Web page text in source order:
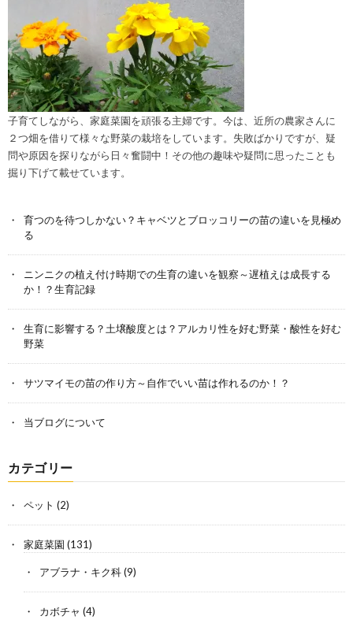
子育てしながら、家庭菜園を頑張る主婦です。今は、近所の農家さんに
２つ畑を借りて様々な野菜の栽培をしています。失敗ばかりですが、疑
問や原因を探りながら日々奮闘中！その他の趣味や疑問に思ったことも
掘り下げて載せています。
育つのを待つしかない？キャベツとブロッコリーの苗の違いを見極め
る
ニンニクの植え付け時期での生育の違いを観察～遅植えは成長する
か！？生育記録
生育に影響する？土壌酸度とは？アルカリ性を好む野菜・酸性を好む
野菜
サツマイモの苗の作り方～自作でいい苗は作れるのか！？
当ブログについて
カテゴリー
ペット (2)
家庭菜園 (131)
アブラナ・キク科(9)
カボチャ (4)